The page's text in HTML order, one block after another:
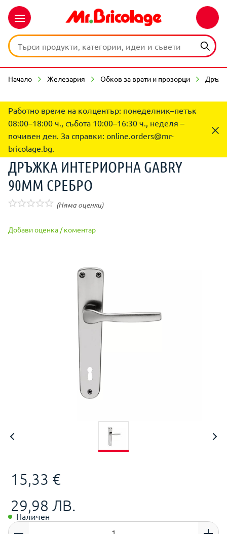
Начало Железария Обков за врати и прозорци
Работно време на колцентър: понеделник–петък
08:00–18:00 ч., събота 10:00–16:30 ч., неделя –
почивен ден. За справки: online.orders@mr-
bricolage.bg.
ДРЪЖКА ИНТЕРИОРНА GABRY
90ММ СРЕБРО
(Няма оценки)
Добави оценка / коментар
15,33 €
29,98 ЛВ.
Наличен